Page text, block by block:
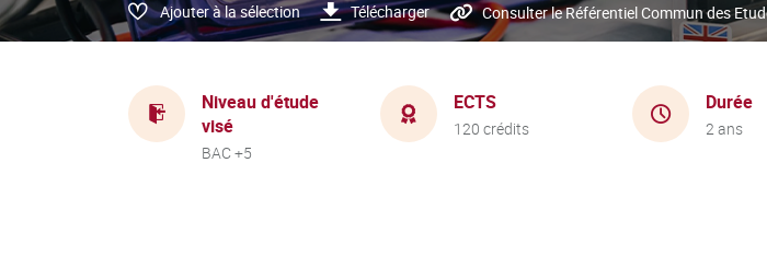
Ajouter à la sélection Télécharger Consulter le Référentiel Commun des
Niveau d'étude
visé
BAC +5
ECTS
120 crédits
Durée
2 ans